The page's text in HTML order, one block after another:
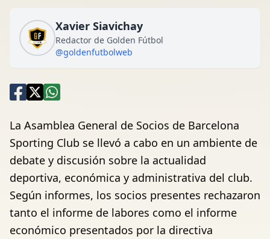
Xavier Siavichay
Redactor de Golden Fútbol
@goldenfutbolweb
La Asamblea General de Socios de Barcelona
Sporting Club se llevó a cabo en un ambiente de
debate y discusión sobre la actualidad
deportiva, económica y administrativa del club.
Según informes, los socios presentes rechazaron
tanto el informe de labores como el informe
económico presentados por la directiva